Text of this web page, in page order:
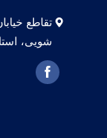
تقاطع
شویی،